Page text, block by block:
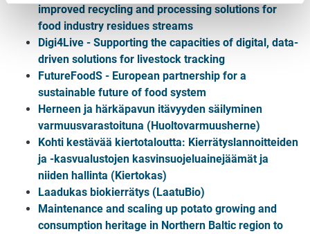
improved recycling and processing solutions for
food industry residues streams
Digi4Live - Supporting the capacities of digital, data-
driven solutions for livestock tracking
FutureFoodS - European partnership for a
sustainable future of food system
Herneen ja härkäpavun itävyyden säilyminen
varmuusvarastoituna (Huoltovarmuusherne)
Kohti kestävää kiertotaloutta: Kierrätyslannoitteiden
ja -kasvualustojen kasvinsuojeluainejäämät ja
niiden hallinta (Kiertokas)
Laadukas biokierrätys (LaatuBio)
Maintenance and scaling up potato growing and
consumption heritage in Northern Baltic region to